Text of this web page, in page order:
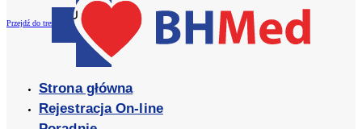
Przejdź do treści
Strona główna
Rejestracja On-line